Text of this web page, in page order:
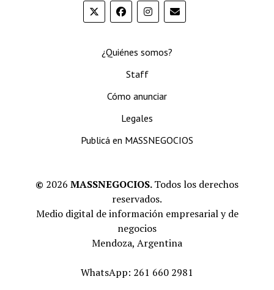
¿Quiénes somos?
Staff
Cómo anunciar
Legales
Publicá en MASSNEGOCIOS
© 2026 MASSNEGOCIOS.Todos los derechos
reservados.
Medio digital de información empresarial y de
negocios
Mendoza, Argentina
WhatsApp: 261 660 2981